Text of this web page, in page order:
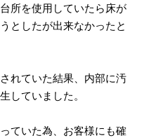
所を使用していたら床が
としたが出来なかったと
れていた結果、内部に汚
していました。
ていた為、お客様にも確